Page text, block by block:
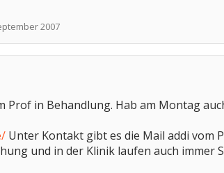
2007
Prof in Behandlung. Hab am Montag
Unter Kontakt gibt es die Mail addi vom
und in der Klinik laufen auch immer